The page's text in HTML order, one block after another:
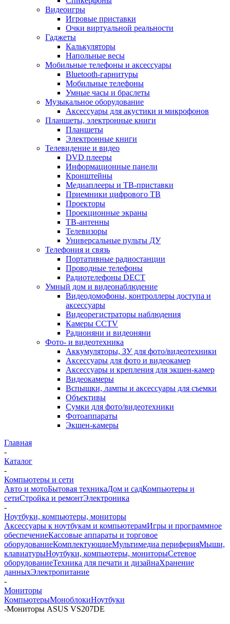
Видеоигры
Игровые приставки
Очки виртуальной реальности
Гаджеты
Калькуляторы
Напольные весы
Мобильные телефоны и аксессуары
Bluetooth-гарнитуры
Мобильные телефоны
Умные часы и браслеты
Музыкальное оборудование
Аксессуары для акустики и микрофонов
Планшеты, электронные книги
Планшеты
Электронные книги
Телевидение и видео
DVD плееры
Информационные панели
Кронштейны
Медиаплееры и ТВ-приставки
Приемники цифрового ТВ
Проекторы
Проекционные экраны
ТВ-антенны
Телевизоры
Универсальные пульты ДУ
Телефония и связь
Портативные радиостанции
Проводные телефоны
Радиотелефоны DECT
Умный дом и видеонаблюдение
Видеодомофоны, контроллеры доступа и
аксессуары
Видеорегистраторы наблюдения
Камеры CCTV
Радионяни и видеоняни
Фото- и видеотехника
Аккумуляторы, ЗУ для фото/видеотехники
Аксессуары для фото и видеокамер
Аксессуары и крепления для экшен-камер
Видеокамеры
Вспышки, лампы и аксессуары для съемки
Объективы
Сумки для фото/видеотехники
Фотоаппараты
Экшен-камеры
Главная
-
Каталог
-
Компьютеры и сети
Авто и мотоБытовая техникаДом и садКомпьютеры и
сетиСтройка и ремонтЭлектроника
-
Ноутбуки, компьютеры, мониторы
Аксессуары к ноутбукам и компьютерамИгры и программное
обеспечениеКассовые аппараты и торговое
оборудованиеКомплектующиеМультимедиа периферияМыши,
клавиатурыНоутбуки, компьютеры, мониторыСетевое
оборудованиеТехника для печати и дизайнаХранение
данныхЭлектропитание
-
Мониторы
КомпьютерыМоноблокиНоутбуки
-Мониторы ASUS VS207DE